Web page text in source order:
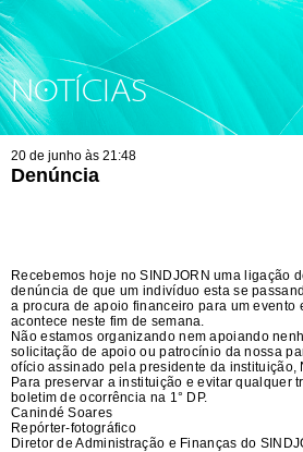
NOTÍCIAS
20 de junho às 21:48
Denúncia
Recebemos hoje no SINDJORN uma ligação
denúncia de que um indivíduo esta se
a procura de apoio financeiro para um evento
acontece neste fim de semana.
Não estamos organizando nem apoiando
solicitação de apoio ou patrocínio da nossa
ofício assinado pela presidente da instituição,
Para preservar a instituição e evitar qualquer
boletim de ocorrência na 1° DP.
Canindé Soares
Repórter-fotográfico
Diretor de Administração e Finanças do